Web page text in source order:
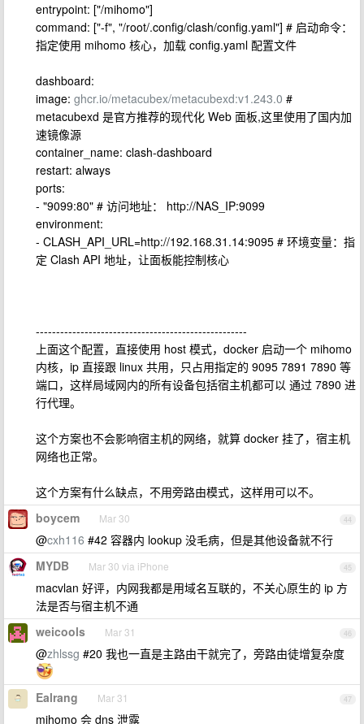
entrypoint: ["/mihomo"]
command: ["-f", "/root/.config/clash/config.yaml"] # 启动命令：
指定使用 mihomo 核心，加载 config.yaml 配置文件
dashboard:
image: ghcr.io/metacubex/metacubexd:v1.243.0 #
metacubexd 是官方推荐的现代化 Web 面板,这里使用了国内加
速镜像源
container_name: clash-dashboard
restart: always
ports:
- "9099:80" # 访问地址： http://NAS_IP:9099
environment:
- CLASH_API_URL=http://192.168.31.14:9095 # 环境变量：指
定 Clash API 地址，让面板能控制核心
----------------------------------------------------
上面这个配置，直接使用 host 模式，docker 启动一个 mihomo
内核，ip 直接跟 linux 共用，只占用指定的 9095 7891 7890 等
端口，这样局域网内的所有设备包括宿主机都可以 通过 7890 进
行代理。
这个方案也不会影响宿主机的网络，就算 docker 挂了，宿主机
网络也正常。
这个方案有什么缺点，不用旁路由模式，这样用可以不。
44
boycem Mar 30
@cxh116 #42 容器内 lookup 没毛病，但是其他设备就不行
45
MYDB Mar 30 via iPhone
macvlan 好评，内网我都是用域名互联的，不关心原生的 ip 方
法是否与宿主机不通
46
weicools Mar 31
@zhlssg #20 我也一直是主路由干就完了，旁路由徒增复杂度
47
Ealrang Mar 31
mihomo 会 dns 泄露